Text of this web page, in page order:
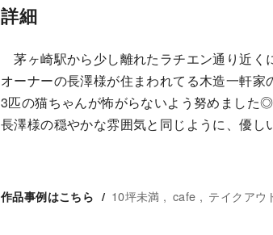
詳細
茅ヶ崎駅から少し離れたラチエン通り近く
オーナーの長澤様が住まわれてる木造一軒
3匹の猫ちゃんが怖がらないよう努めました◎
長澤様の穏やかな雰囲気と同じように、優し
作品事例はこちら 10坪未満 cafe テイクアウ